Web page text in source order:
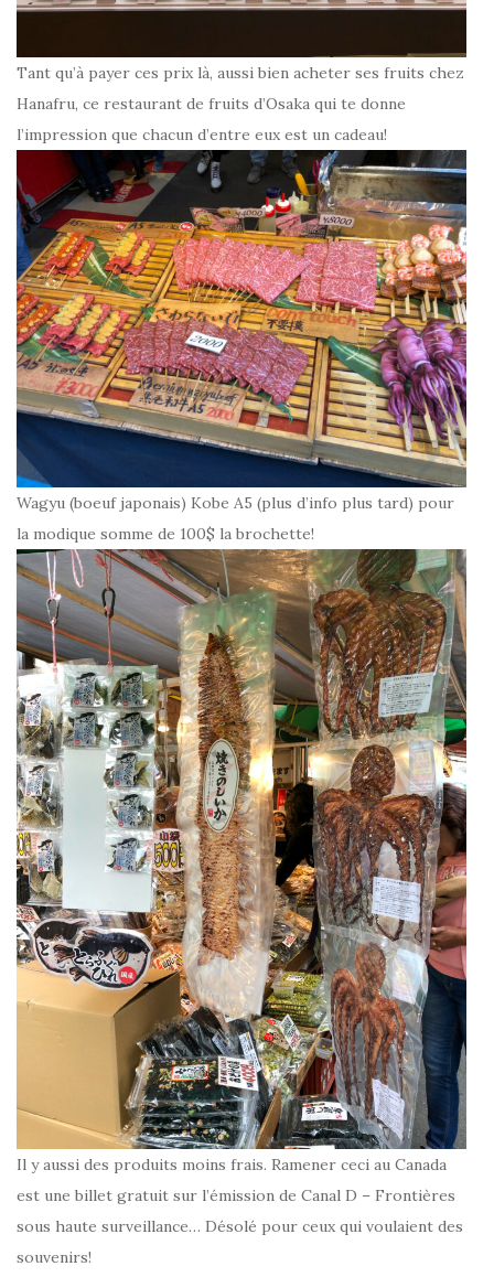
Tant qu’à payer ces prix là, aussi bien acheter ses fruits chez
Hanafru, ce restaurant de fruits d’Osaka qui te donne
l’impression que chacun d’entre eux est un cadeau!
Wagyu (boeuf japonais) Kobe A5 (plus d’info plus tard) pour
la modique somme de 100$ la brochette!
Il y aussi des produits moins frais. Ramener ceci au Canada
est une billet gratuit sur l’émission de Canal D – Frontières
sous haute surveillance… Désolé pour ceux qui voulaient des
souvenirs!